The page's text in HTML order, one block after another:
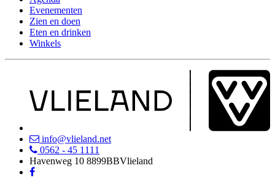
Evenementen
Zien en doen
Eten en drinken
Winkels
info@vlieland.net
0562 - 45 1111
Havenweg 10 8899BBVlieland